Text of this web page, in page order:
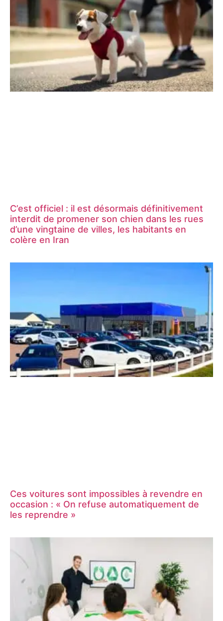
C’est officiel : il est désormais définitivement
interdit de promener son chien dans les rues
d’une vingtaine de villes, les habitants en
colère en Iran
Ces voitures sont impossibles à revendre en
occasion : « On refuse automatiquement de
les reprendre »